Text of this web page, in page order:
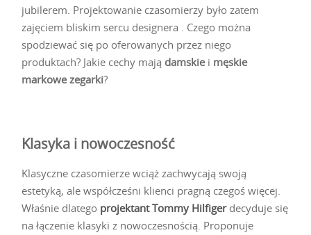
jubilerem. Projektowanie czasomierzy było zatem
zajęciem bliskim sercu designera . Czego można
spodziewać się po oferowanych przez niego
produktach? Jakie cechy mają damskiei męskie
markowe zegarki?
Klasyka i nowoczesność
Klasyczne czasomierze wciąż zachwycają swoją
estetyką, ale współcześni klienci pragną czegoś więcej.
Właśnie dlatego projektant Tommy Hilfigerdecyduje się
na łączenie klasyki z nowoczesnością. Proponuje